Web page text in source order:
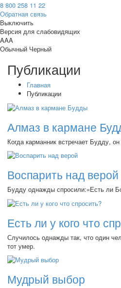
8 800 258 11 22
Обратная связь
Выключить
Версия для слабовидящих
AAA
Обычный Черный
Публикации
Главная
Публикации
Алмаз в кармане
Когда карманник встречает Будду,
Воспарить над верой
Будду однажды спросили:«Есть ли
Есть ли у кого что
Случилось однажды так, что один
тот умер.
Мудрый выбор